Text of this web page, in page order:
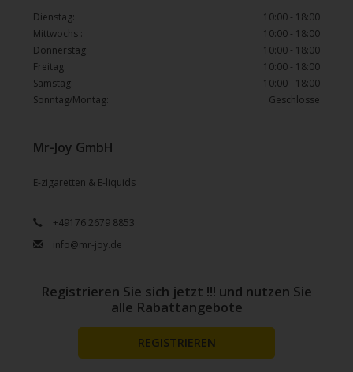
Mr-Joy GmbH
E-zigaretten & E-liquids
+49176 2679 8853
info@mr-joy.de
Dienstag:
10:00 - 18:00
Mittwochs :
10:00 - 18:00
Donnerstag:
10:00 - 18:00
Freitag:
10:00 - 18:00
Samstag:
10:00 - 18:00
Sonntag/Montag:
Geschlosse
Registrieren Sie sich jetzt !!! und nutzen Sie
alle Rabattangebote
REGISTRIEREN